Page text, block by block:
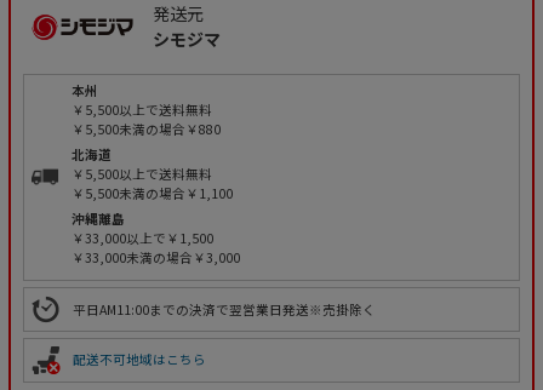
発送元
シモジマ
本州
￥5,500以上で送料無料
￥5,500未満の場合￥880
北海道
￥5,500以上で送料無料
￥5,500未満の場合￥1,100
沖縄離島
￥33,000以上で￥1,500
￥33,000未満の場合￥3,000
平日AM11:00までの決済で翌営業日発送※売掛除く
配送不可地域はこちら